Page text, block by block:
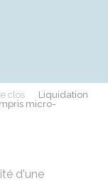
clos
Liquidation
micro-
d'une